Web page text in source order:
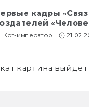
кадры
Кот-император
картина выйдет